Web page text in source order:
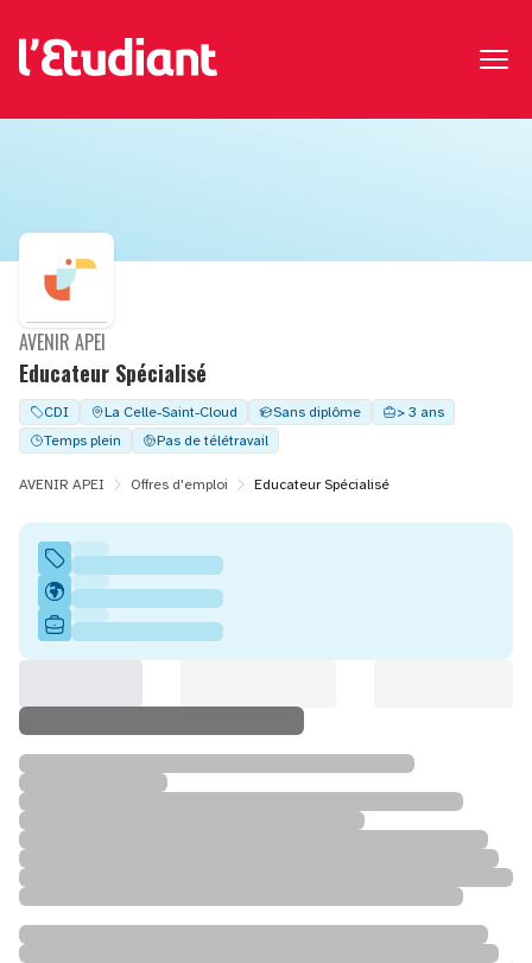
Educateur Spécialisé
AVENIR APEI
CDI La Celle-Saint-Cloud Sans diplôme
> 3 ans
Temps plein
Pas de télétravail
AVENIR APEI Offres d'emploi Educateur Spécialisé